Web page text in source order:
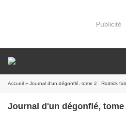
Publicité
Accueil » Journal d'un dégonflé, tome 2 : Rodrick
Journal d'un dégonflé,